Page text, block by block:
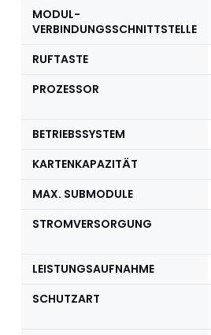
MODUL-
VERBINDUNGSSCHNITTSTELLE
RUFTASTE
PROZESSOR
BETRIEBSSYSTEM
KARTENKAPAZITÄT
MAX. SUBMODULE
STROMVERSORGUNG
LEISTUNGSAUFNAHME
SCHUTZART